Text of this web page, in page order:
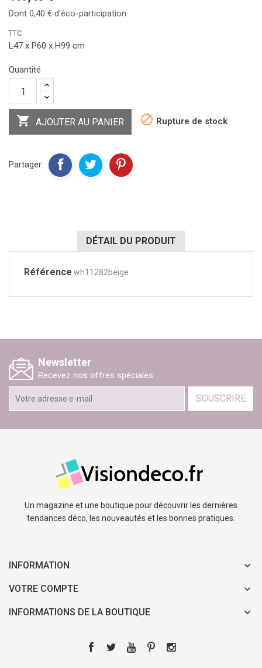
Dont 0,40 € d'éco-participation
TTC
L47 x P60 x H99 cm
Quantité
 AJOUTER AU PANIER  Rupture de stock
Partager
DÉTAIL DU PRODUIT
Référence wh11282beige
Newsletter
Recevez nos offres spéciales
SOUSCRIRE
Un magazine et une boutique pour découvrir les dernières
tendances déco, les nouveautés et les bonnes pratiques.
INFORMATION
VOTRE COMPTE
INFORMATIONS DE LA BOUTIQUE